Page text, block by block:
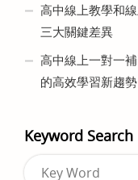
高中線上教學和
三大關鍵差異
高中線上一對一
的高效學習新趨勢
Keyword Search